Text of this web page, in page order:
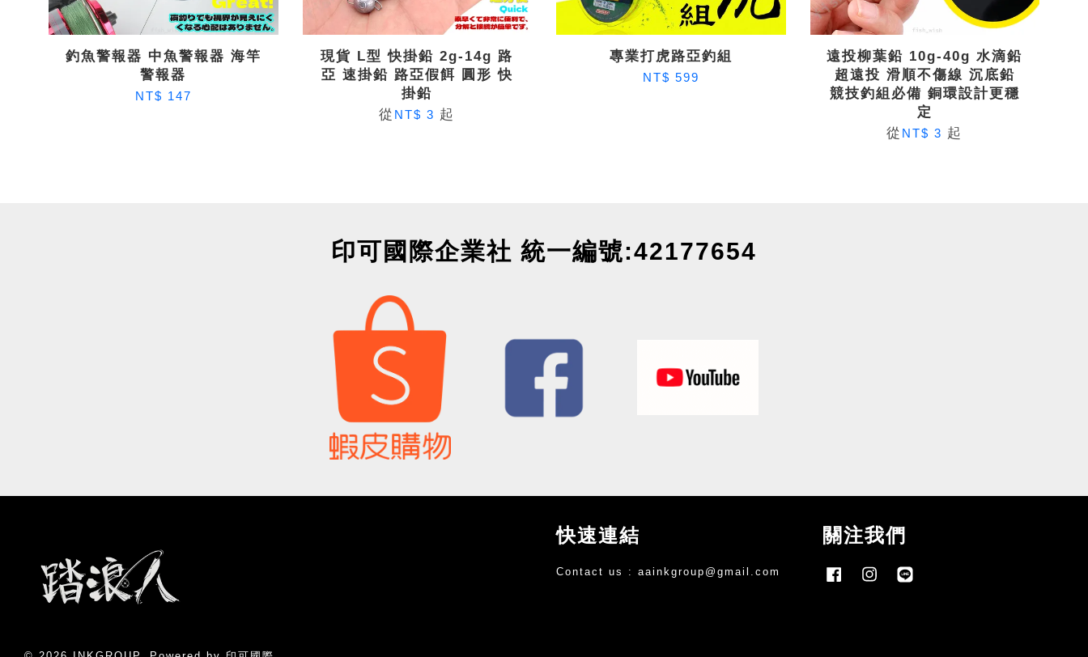
釣魚警報器 中魚警報器 海竿
警報器
NT$ 147
現貨 L型 快掛鉛 2g-14g 路
亞 速掛鉛 路亞假餌 圓形 快
掛鉛
從 NT$ 3 起
專業打虎路亞釣組
NT$ 599
遠投柳葉鉛 10g-40g 水滴鉛
超遠投 滑順不傷線 沉底鉛
競技釣組必備 銅環設計更穩
定
從 NT$ 3 起
印可國際企業社 統一編號:42177654
快速連結
Contact us : aainkgroup@gmail.com
關注我們
FacebookInstagram